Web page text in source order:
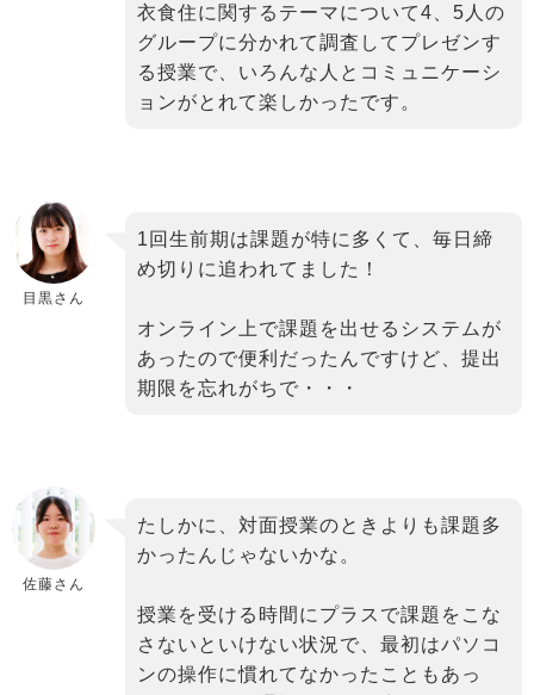
衣食住に関するテーマについて4、5人の
グループに分かれて調査してプレゼンす
る授業で、いろんな人とコミュニケーシ
ョンがとれて楽しかったです。
binary
comment
目黒さん
1回生前期は課題が特に多くて、毎日締
め切りに追われてました！
オンライン上で課題を出せるシステムが
あったので便利だったんですけど、提出
期限を忘れがちで・・・
binary
comment
佐藤さん
たしかに、対面授業のときよりも課題多
かったんじゃないかな。
授業を受ける時間にプラスで課題をこな
さないといけない状況で、最初はパソコ
ンの操作に慣れてなかったこともあっ